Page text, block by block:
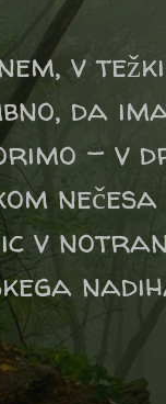
v
da
- v
v